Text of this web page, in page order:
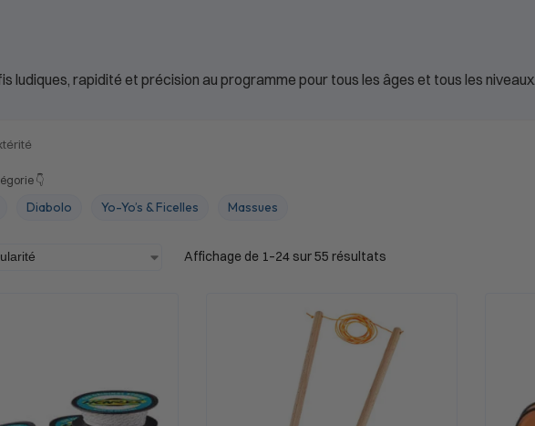
ludiques, rapidité et précision au programme pour tous les âges et tous les niveaux.
👇
Diabolo Yo-Yo’s & Ficelles Massues
Affichage de 1–24 sur 55 résultats